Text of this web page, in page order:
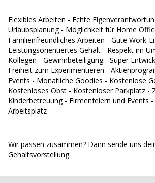
Flexibles Arbeiten - Echte
Urlaubsplanung - Möglichkeit für Home
Familienfreundliches Arbeiten - Gute Work-
Leistungsorientiertes Gehalt - Respekt im
Kollegen - Gewinnbeteiligung - Super
Freiheit zum Experimentieren -
Events - Monatliche Goodies - Kostenlose
Kostenloses Obst - Kostenloser Parkplatz -
Kinderbetreuung - Firmenfeiern und Events -
Arbeitsplatz
Wir passen zusammen? Dann sende uns
Gehaltsvorstellung.